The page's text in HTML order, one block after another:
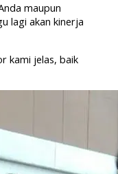
maupun
lagi akan kinerja
kami jelas, baik